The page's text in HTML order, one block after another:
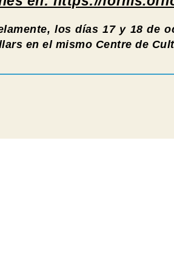
los días 17 y 18
en el mismo Centre de